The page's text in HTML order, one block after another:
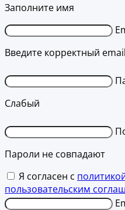
Заполните имя
Введите корректный email
Слабый
Пароли не совпадают
Я согласен с
пользовательским